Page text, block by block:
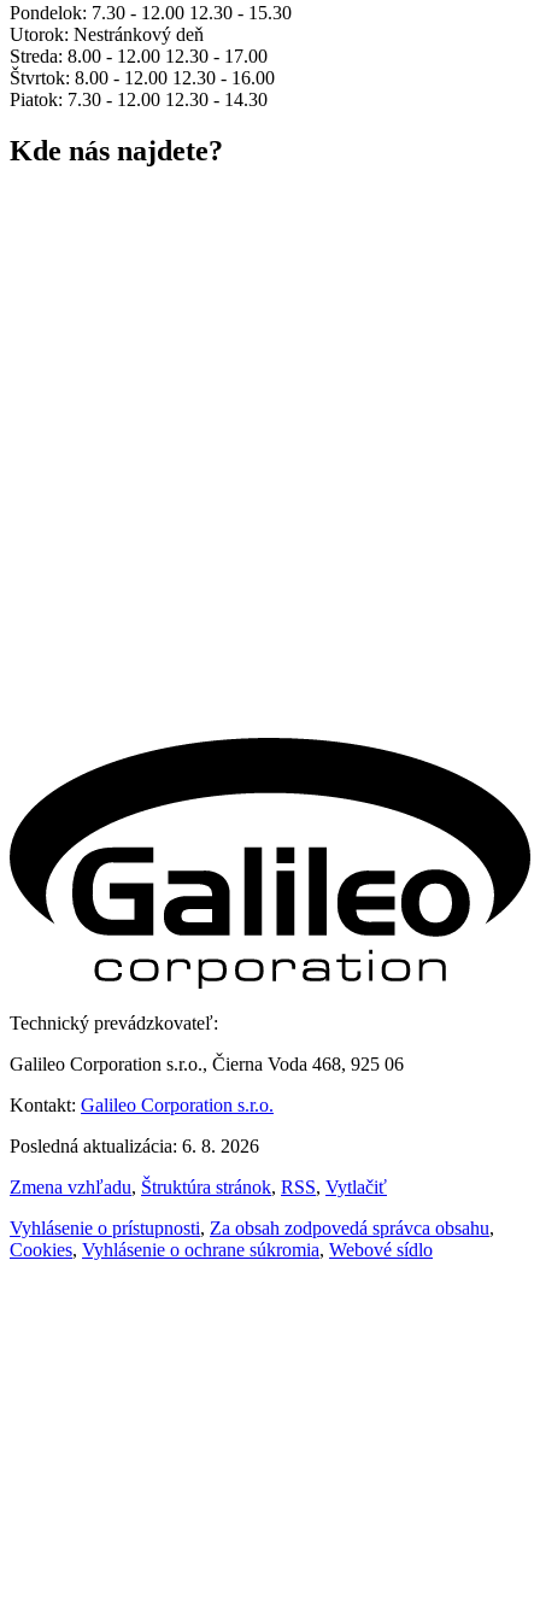
Pondelok: 7.30 - 12.00 12.30 - 15.30
Utorok: Nestránkový deň
Streda: 8.00 - 12.00 12.30 - 17.00
Štvrtok: 8.00 - 12.00 12.30 - 16.00
Piatok: 7.30 - 12.00 12.30 - 14.30
Kde nás najdete?
Technický prevádzkovateľ:
Galileo Corporation s.r.o., Čierna Voda 468, 925 06
Kontakt: Galileo Corporation s.r.o.
Posledná aktualizácia: 6. 8. 2026
Zmena vzhľadu, Štruktúra stránok, RSS, Vytlačiť
Vyhlásenie o prístupnosti, Za obsah zodpovedá správca obsahu,
Cookies, Vyhlásenie o ochrane súkromia, Webové sídlo